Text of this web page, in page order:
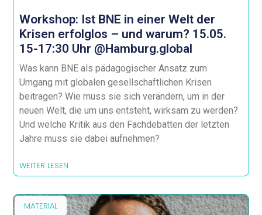
Workshop: Ist BNE in einer Welt der
Krisen erfolglos – und warum? 15.05.
15-17:30 Uhr @Hamburg.global
Was kann BNE als pädagogischer Ansatz zum
Umgang mit globalen gesellschaftlichen Krisen
beitragen? Wie muss sie sich verändern, um in der
neuen Welt, die um uns entsteht, wirksam zu werden?
Und welche Kritik aus den Fachdebatten der letzten
Jahre muss sie dabei aufnehmen?
WEITER LESEN
MATERIAL